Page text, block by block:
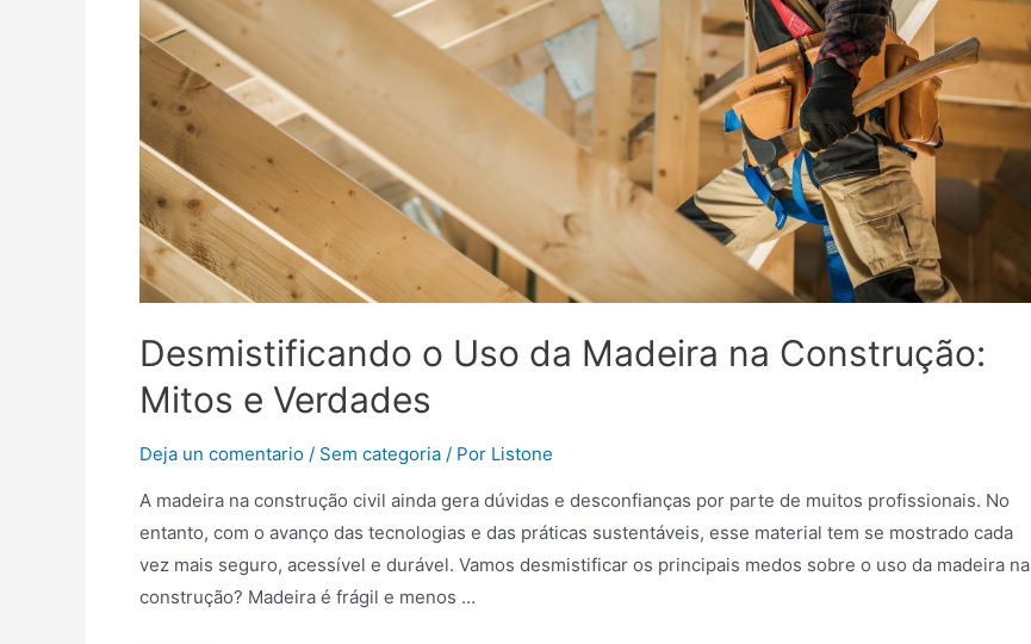
Desmistificando o Uso da Madeira na Construção:
Mitos e Verdades
Deja un comentario / Sem categoria / Por Listone
A madeira na construção civil ainda gera dúvidas e desconfianças por parte de muitos profissionais. No
entanto, com o avanço das tecnologias e das práticas sustentáveis, esse material tem se mostrado cada
vez mais seguro, acessível e durável. Vamos desmistificar os principais medos sobre o uso da madeira na
construção? Madeira é frágil e menos …